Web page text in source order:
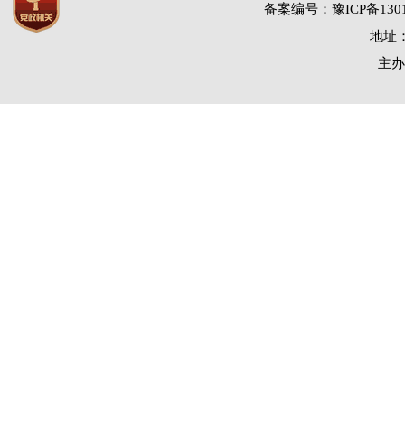
备案编号：豫ICP备
地址
主